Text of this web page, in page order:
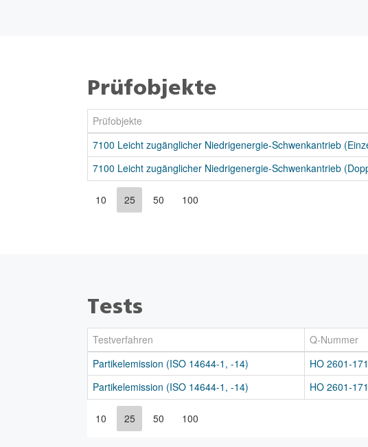
Prüfobjekte
Prüfobjekte
7100 Leicht zugänglicher Niedrigenergie-Schwenkantrieb
7100 Leicht zugänglicher Niedrigenergie-Schwenkantrieb
10 25 50 100
Tests
Testverfahren Q-Nummer
Partikelemission (ISO 14644-1, -14)
HO 2601-
Partikelemission (ISO 14644-1, -14)
HO 2601-
10 25 50 100